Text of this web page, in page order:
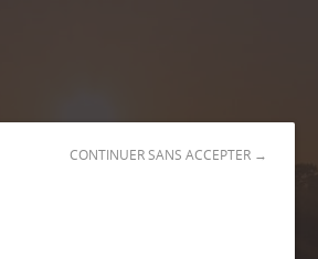
CONTINUER SANS ACCEPTER →
(45130)